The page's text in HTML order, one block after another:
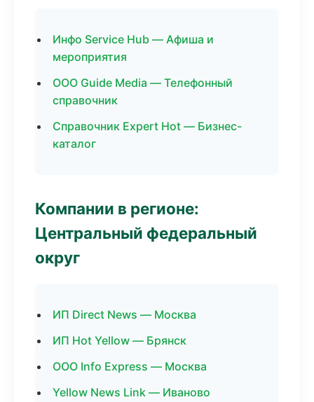
Инфо Service Hub — Афиша и
мероприятия
ООО Guide Media — Телефонный
справочник
Справочник Expert Hot — Бизнес-
каталог
Компании в регионе:
Центральный федеральный
округ
ИП Direct News — Москва
ИП Hot Yellow — Брянск
ООО Info Express — Москва
Yellow News Link — Иваново